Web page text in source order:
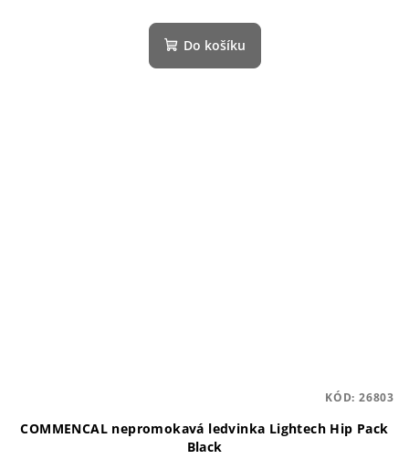
Do košíku
COMMENCAL nepromokavá ledvinka Lightech Hip Pack
Black
KÓD: 26803